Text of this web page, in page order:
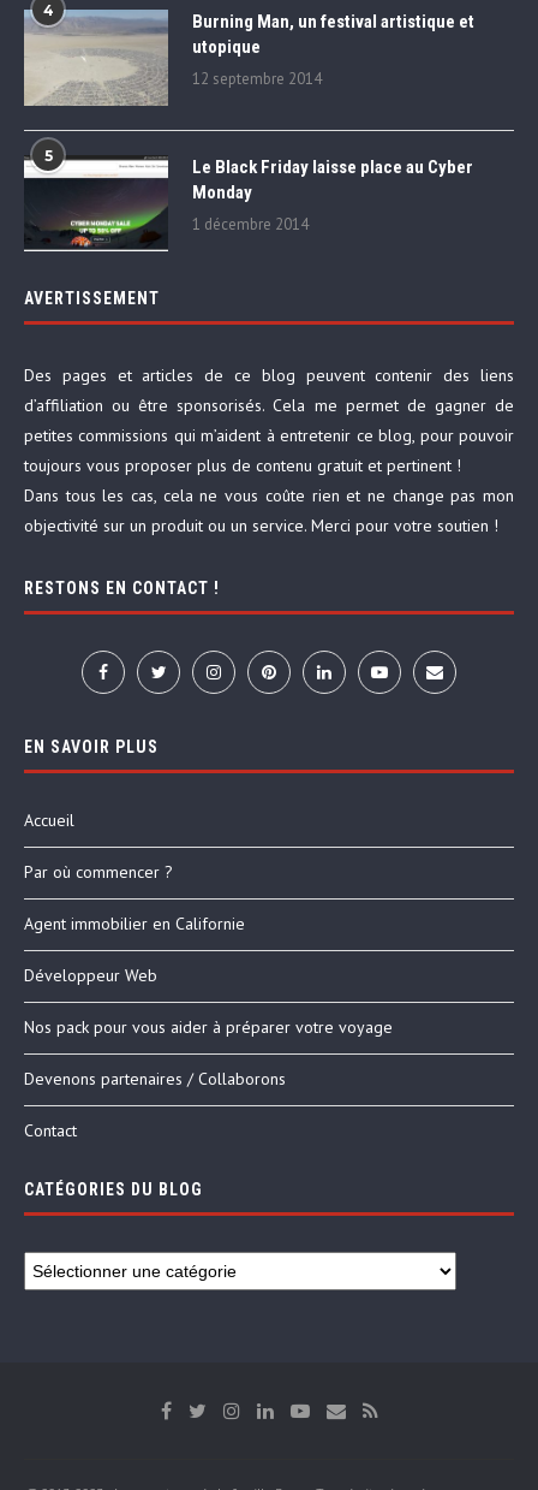
4
Burning Man, un festival artistique et
utopique
12 septembre 2014
5
Le Black Friday laisse place au Cyber
Monday
1 décembre 2014
AVERTISSEMENT
Des pages et articles de ce blog peuvent contenir des liens
d’affiliation ou être sponsorisés. Cela me permet de gagner de
petites commissions qui m’aident à entretenir ce blog, pour pouvoir
toujours vous proposer plus de contenu gratuit et pertinent !
Dans tous les cas, cela ne vous coûte rien et ne change pas mon
objectivité sur un produit ou un service. Merci pour votre soutien !
RESTONS EN CONTACT !
EN SAVOIR PLUS
Accueil
Par où commencer ?
Agent immobilier en Californie
Développeur Web
Nos pack pour vous aider à préparer votre voyage
Devenons partenaires / Collaborons
Contact
CATÉGORIES DU BLOG